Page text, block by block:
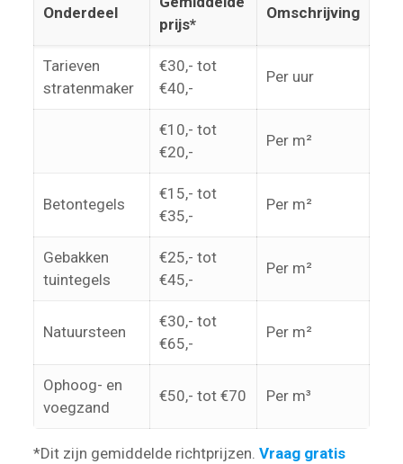
Onderdeel
prijs*
Omschrijving
Tarieven
stratenmaker
€30,- tot
€40,-
Per uur
€10,- tot
€20,-
Per m²
Betontegels
€15,- tot
€35,-
Per m²
Gebakken
tuintegels
€25,- tot
€45,-
Per m²
Natuursteen
€30,- tot
€65,-
Per m²
Ophoog- en
voegzand
€50,- tot €70 Per m³
*Dit zijn gemiddelde richtprijzen. Vraag gratis